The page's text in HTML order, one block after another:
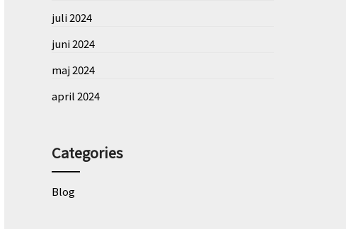
juli 2024
juni 2024
maj 2024
april 2024
Categories
Blog